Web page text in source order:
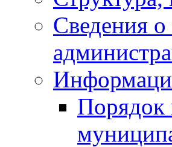
Сведения
Порядок